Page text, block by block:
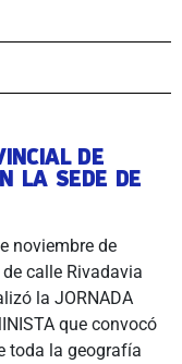
DE
LA SEDE DE
noviembre de
calle Rivadavia
la JORNADA
que convocó
toda la geografía